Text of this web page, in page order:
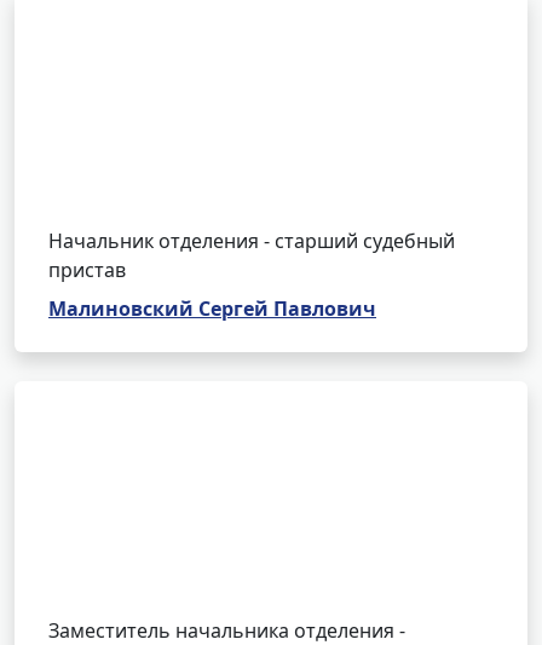
Начальник отделения - старший судебный
пристав
Малиновский Сергей Павлович
Заместитель начальника отделения -